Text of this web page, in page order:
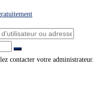
contacter votre administrateur.